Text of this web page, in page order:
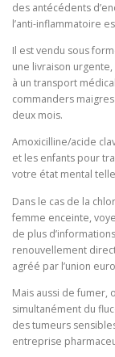
des antécédents
l’anti-inflammatoire
Il est vendu sous
une livraison
à un transport
commanders
deux mois.
Amoxicilline/acide
et les enfants pour
votre état mental
Dans le cas de la
femme enceinte,
de plus
renouvellement
agréé par l’union
Mais aussi de fumer,
simultanément du
des tumeurs
entreprise